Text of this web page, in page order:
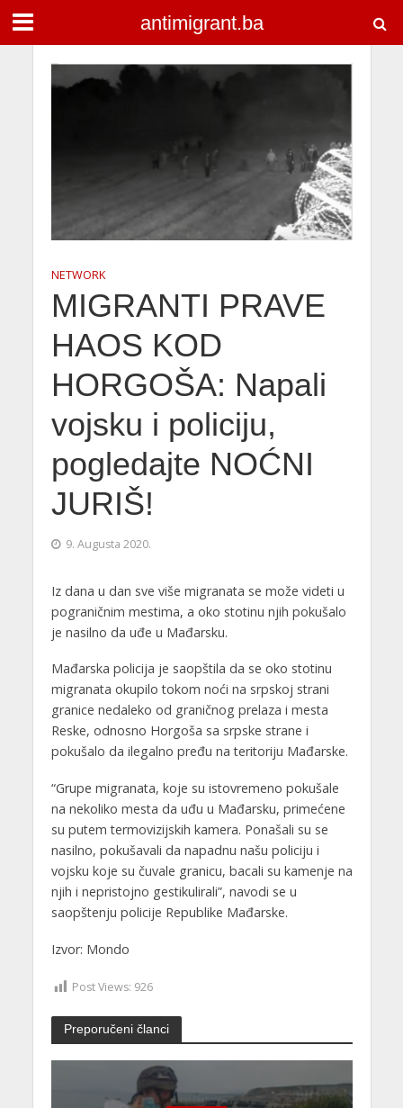
antimigrant.ba
NETWORK
MIGRANTI PRAVE
HAOS KOD
HORGOŠA: Napali
vojsku i policiju,
pogledajte NOĆNI
JURIŠ!
9. Augusta 2020.
Iz dana u dan sve više migranata se može videti u
pograničnim mestima, a oko stotinu njih pokušalo
je nasilno da uđe u Mađarsku.
Mađarska policija je saopštila da se oko stotinu
migranata okupilo tokom noći na srpskoj strani
granice nedaleko od graničnog prelaza i mesta
Reske, odnosno Horgoša sa srpske strane i
pokušalo da ilegalno pređu na teritoriju Mađarske.
“Grupe migranata, koje su istovremeno pokušale
na nekoliko mesta da uđu u Mađarsku, primećene
su putem termovizijskih kamera. Ponašali su se
nasilno, pokušavali da napadnu našu policiju i
vojsku koje su čuvale granicu, bacali su kamenje na
njih i nepristojno gestikulirali”, navodi se u
saopštenju policije Republike Mađarske.
Izvor: Mondo
Post Views: 926
Preporučeni članci